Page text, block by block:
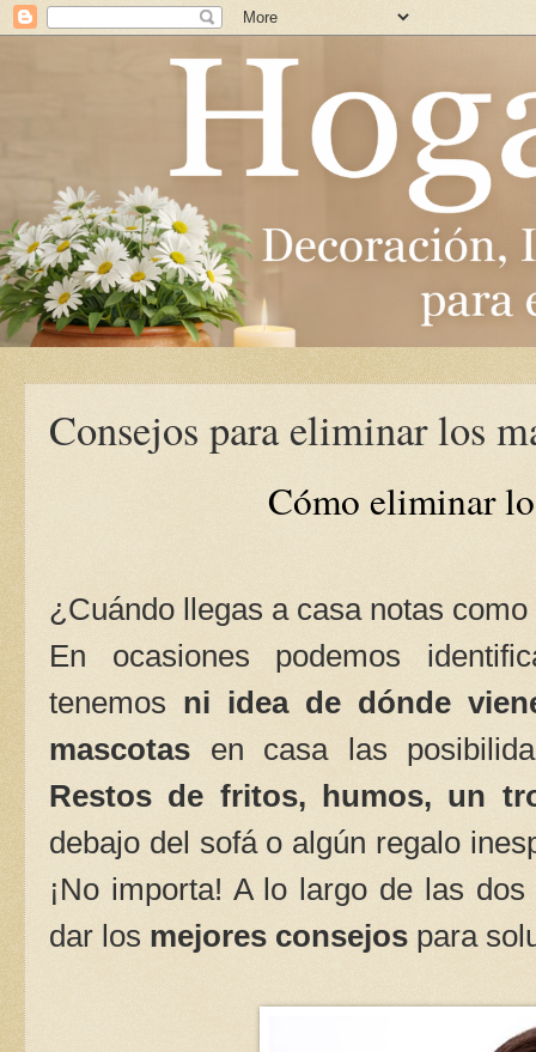
Consejos para eliminar los
Cómo eliminar
¿Cuándo llegas a casa notas
En ocasiones podemos
tenemos ni idea de dónde
mascotas en casa las
Restos de fritos, humos, un
debajo del sofá o algún regalo
¡No importa! A lo largo de las
dar los mejores consejos para